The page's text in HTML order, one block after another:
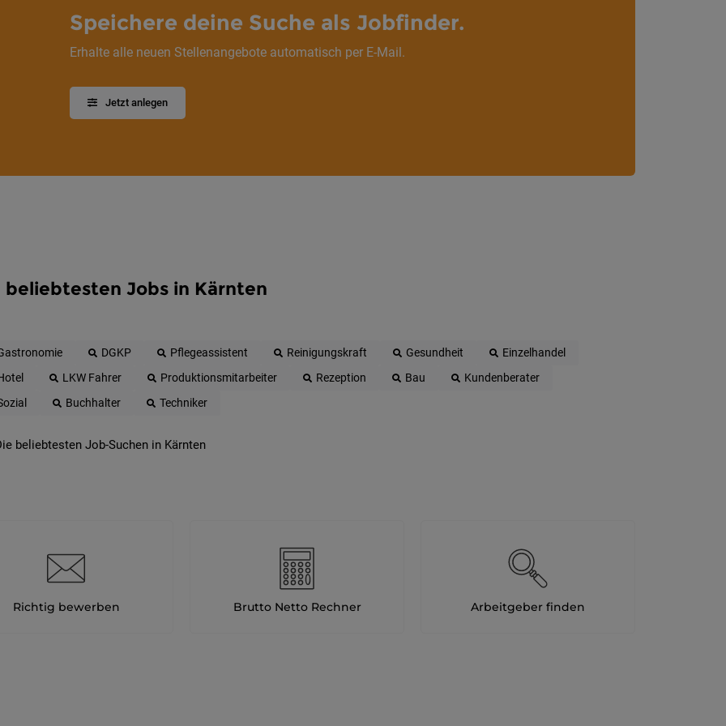
Speichere deine Suche als Jobfinder.
Erhalte alle neuen Stellenangebote automatisch per E-Mail.
Jetzt anlegen
beliebtesten Jobs in Kärnten
DGKP Pflegeassistent Reinigungskraft Gesundheit
Einzelhandel
LKW Fahrer Produktionsmitarbeiter Rezeption Bau
Kundenberater
Buchhalter Techniker
beliebtesten Job-Suchen in Kärnten
Richtig bewerben Brutto Netto Rechner Arbeitgeber finden